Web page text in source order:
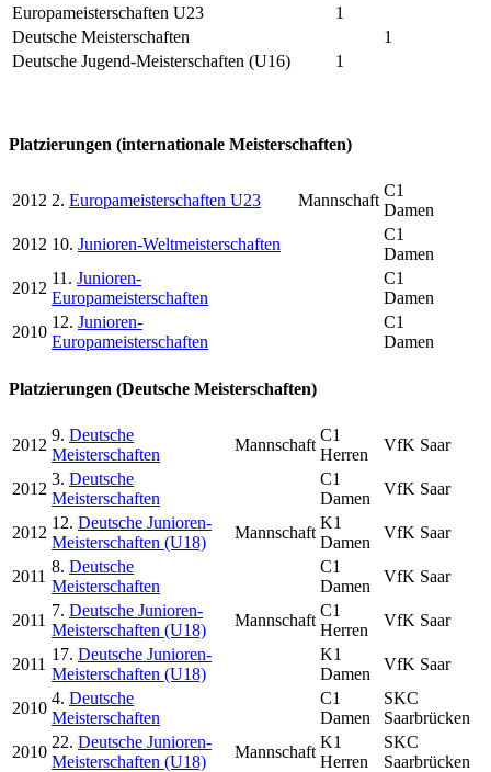
Europameisterschaften U23
1
Deutsche Meisterschaften
1
Deutsche Jugend-Meisterschaften (U16)
1
Platzierungen (internationale Meisterschaften)
2012 2. Europameisterschaften U23 Mannschaft
C1
Damen
2012 10. Junioren-Weltmeisterschaften
C1
Damen
2012
11. Junioren-
Europameisterschaften
C1
Damen
2010
12. Junioren-
Europameisterschaften
C1
Damen
Platzierungen (Deutsche Meisterschaften)
2012
9. Deutsche
Meisterschaften
Mannschaft
C1
Herren
VfK Saar
2012
3. Deutsche
Meisterschaften
C1
Damen
VfK Saar
2012
12. Deutsche Junioren-
Meisterschaften (U18)
Mannschaft
K1
Damen
VfK Saar
2011
8. Deutsche
Meisterschaften
C1
Damen
VfK Saar
2011
7. Deutsche Junioren-
Meisterschaften (U18)
Mannschaft
C1
Herren
VfK Saar
2011
17. Deutsche Junioren-
Meisterschaften (U18)
K1
Damen
VfK Saar
2010
4. Deutsche
Meisterschaften
C1
Damen
SKC
Saarbrücken
2010
22. Deutsche Junioren-
Meisterschaften (U18)
Mannschaft
K1
Herren
SKC
Saarbrücken